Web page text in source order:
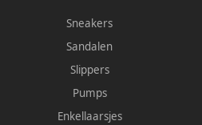
Sneakers
Sandalen
Slippers
Pumps
Enkellaarsjes